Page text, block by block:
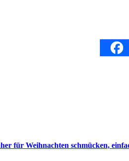
für Weihnachten schmücken,